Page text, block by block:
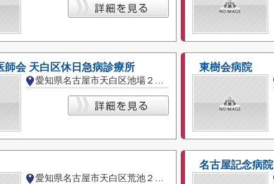
師会 天白区休日急病診療所
愛知県名古屋市天白区池場２丁目
東樹会病院
愛知県名古屋市天白区荒池２丁目
名古屋記念病院